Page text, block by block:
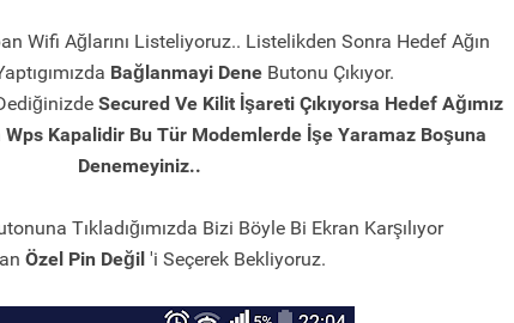
Wifi Ağlarını Listeliyoruz.. Listelikden Sonra Hedef Ağın
Bağlanmayi DeneButonu Çıkıyor.
Secured Ve Kilit İşareti Çıkıyorsa Hedef Ağımız
Kapalidir Bu Tür Modemlerde İşe Yaramaz Boşuna
Denemeyiniz..
Tıkladığımızda Bizi Böyle Bi Ekran Karşılıyor
Özel Pin Değil 'i Seçerek Bekliyoruz.